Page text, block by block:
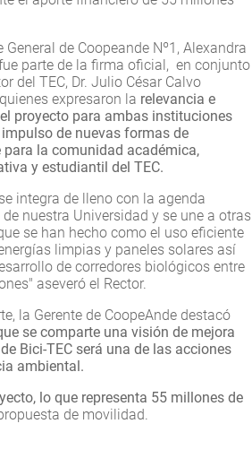
General de Coopeande Nº1, Alexandra
parte de la firma oficial, en conjunto
del TEC, Dr. Julio César Calvo
expresaron la relevancia e
proyecto para ambas instituciones
de nuevas formas de
para la comunidad académica,
y estudiantil del TEC.
integra de lleno con la agenda
nuestra Universidad y se une a otras
se han hecho como el uso eficiente
limpias y paneles solares así
de corredores biológicos entre
aseveró el Rector.
la Gerente de CoopeAnde destacó
se comparte una visión de mejora
Bici-TEC será una de las acciones
ambiental.
lo que representa 55 millones de
de movilidad.